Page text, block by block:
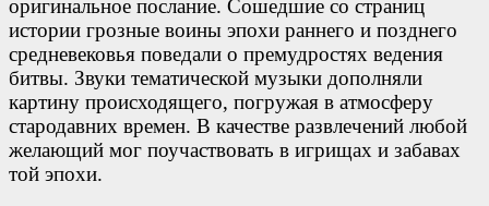
оригинальное послание. Сошедшие со страниц
истории грозные воины эпохи раннего и позднего
средневековья поведали о премудростях ведения
битвы. Звуки тематической музыки дополняли
картину происходящего, погружая в атмосферу
стародавних времен. В качестве развлечений любой
желающий мог поучаствовать в игрищах и забавах
той эпохи.